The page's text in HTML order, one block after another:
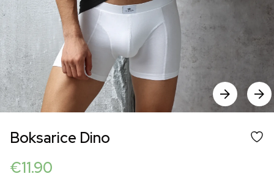
Boksarice Dino
€11.90